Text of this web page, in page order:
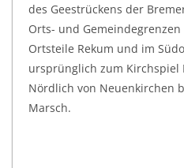
des Geestrückens der
Orts- und
Ortsteile Rekum und im
ursprünglich zum Kirchspiel
Nördlich von Neuenkirchen
Marsch.